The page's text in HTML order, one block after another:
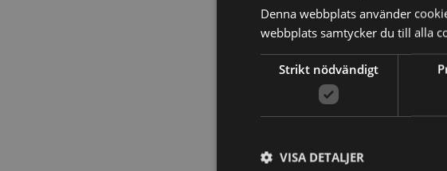
Efter kursen sätter vi dina
på prov för att säkerställa att
tagit till dig innehållet.
Denna webbplats använder
webbplats samtycker du till alla
Strikt nödvändigt
VISA DETALJER